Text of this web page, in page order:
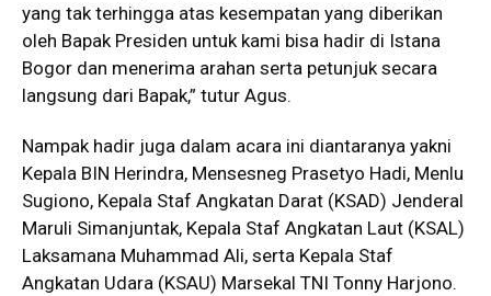
yang tak terhingga atas kesempatan yang diberikan
oleh Bapak Presiden untuk kami bisa hadir di Istana
Bogor dan menerima arahan serta petunjuk secara
langsung dari Bapak,” tutur Agus.
Nampak hadir juga dalam acara ini diantaranya yakni
Kepala BIN Herindra, Mensesneg Prasetyo Hadi, Menlu
Sugiono, Kepala Staf Angkatan Darat (KSAD) Jenderal
Maruli Simanjuntak, Kepala Staf Angkatan Laut (KSAL)
Laksamana Muhammad Ali, serta Kepala Staf
Angkatan Udara (KSAU) Marsekal TNI Tonny Harjono.